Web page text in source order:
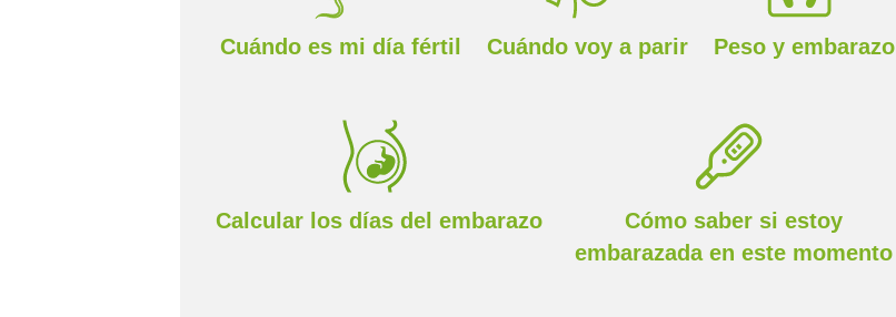
Cuándo es mi día fértil Cuándo voy a parir Peso y embarazo
Calcular los días del embarazo
Cómo saber si estoy
embarazada en este momento